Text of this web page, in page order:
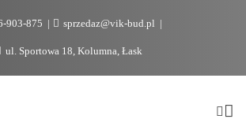
903-875 sprzedaz@vik-bud.pl
ul. Sportowa 18, Kolumna, Łask